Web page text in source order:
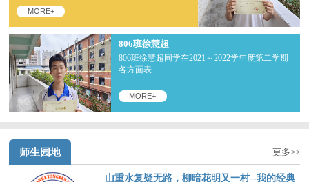
MORE+
806班徐慧超
806班徐慧超同学在2021～2022学年度第二学期
各方面表...
MORE+
师生园地 更多>>
山重水复疑无路，柳暗花明又一村--我的经典